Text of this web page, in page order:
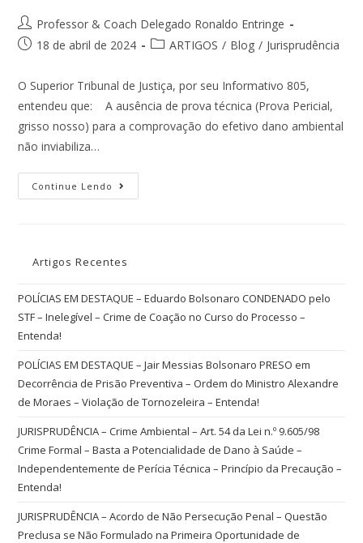
Professor & Coach Delegado Ronaldo Entringe
18 de abril de 2024
ARTIGOS / Blog / Jurisprudência
O Superior Tribunal de Justiça, por seu Informativo 805,
entendeu que: A ausência de prova técnica (Prova Pericial,
grisso nosso) para a comprovação do efetivo dano ambiental
não inviabiliza…
Continue Lendo
Artigos Recentes
POLÍCIAS EM DESTAQUE – Eduardo Bolsonaro CONDENADO pelo
STF – Inelegível – Crime de Coação no Curso do Processo –
Entenda!
POLÍCIAS EM DESTAQUE – Jair Messias Bolsonaro PRESO em
Decorrência de Prisão Preventiva – Ordem do Ministro Alexandre
de Moraes – Violação de Tornozeleira – Entenda!
JURISPRUDÊNCIA – Crime Ambiental – Art. 54 da Lei n.º 9.605/98
Crime Formal – Basta a Potencialidade de Dano à Saúde –
Independentemente de Perícia Técnica – Princípio da Precaução –
Entenda!
JURISPRUDÊNCIA – Acordo de Não Persecução Penal – Questão
Preclusa se Não Formulado na Primeira Oportunidade de